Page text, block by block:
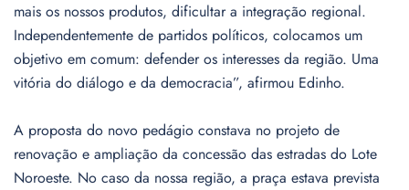
mais os nossos produtos, dificultar a integração regional.
Independentemente de partidos políticos, colocamos um
objetivo em comum: defender os interesses da região. Uma
vitória do diálogo e da democracia”, afirmou Edinho.
A proposta do novo pedágio constava no projeto de
renovação e ampliação da concessão das estradas do Lote
Noroeste. No caso da nossa região, a praça estava prevista